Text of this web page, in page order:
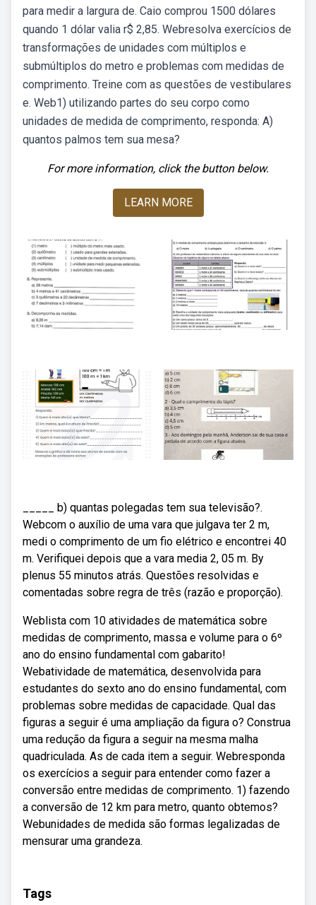
para medir a largura de. Caio comprou 1500 dólares
quando 1 dólar valia r$ 2,85. Webresolva exercícios de
transformações de unidades com múltiplos e
submúltiplos do metro e problemas com medidas de
comprimento. Treine com as questões de vestibulares
e. Web1) utilizando partes do seu corpo como
unidades de medida de comprimento, responda: A)
quantos palmos tem sua mesa?
For more information, click the button below.
LEARN MORE
_____ b) quantas polegadas tem sua televisão?.
Webcom o auxílio de uma vara que julgava ter 2 m,
medi o comprimento de um fio elétrico e encontrei 40
m. Verifiquei depois que a vara media 2, 05 m. By
plenus 55 minutos atrás. Questões resolvidas e
comentadas sobre regra de três (razão e proporção).
Weblista com 10 atividades de matemática sobre
medidas de comprimento, massa e volume para o 6º
ano do ensino fundamental com gabarito!
Webatividade de matemática, desenvolvida para
estudantes do sexto ano do ensino fundamental, com
problemas sobre medidas de capacidade. Qual das
figuras a seguir é uma ampliação da figura o? Construa
uma redução da figura a seguir na mesma malha
quadriculada. As de cada item a seguir. Webresponda
os exercícios a seguir para entender como fazer a
conversão entre medidas de comprimento. 1) fazendo
a conversão de 12 km para metro, quanto obtemos?
Webunidades de medida são formas legalizadas de
mensurar uma grandeza.
Tags